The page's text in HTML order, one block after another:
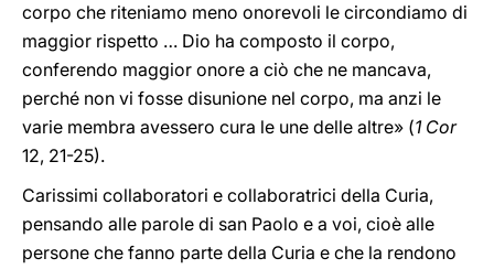
corpo che riteniamo meno onorevoli le circondiamo di
maggior rispetto … Dio ha composto il corpo,
conferendo maggior onore a ciò che ne mancava,
perché non vi fosse disunione nel corpo, ma anzi le
varie membra avessero cura le une delle altre» (1 Cor
12, 21-25).
Carissimi collaboratori e collaboratrici della Curia,
pensando alle parole di san Paolo e a voi, cioè alle
persone che fanno parte della Curia e che la rendono